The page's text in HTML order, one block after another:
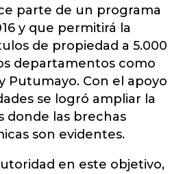
parte de un programa
y que permitirá la
de propiedad a 5.000
departamentos como
Putumayo. Con el apoyo
se logró ampliar la
donde las brechas
son evidentes.
en este objetivo,